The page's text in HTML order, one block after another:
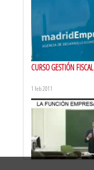
CURSO ACTIVIDAD
Propiedad Horizontal
CURSO GESTIÓN
1 feb 2011